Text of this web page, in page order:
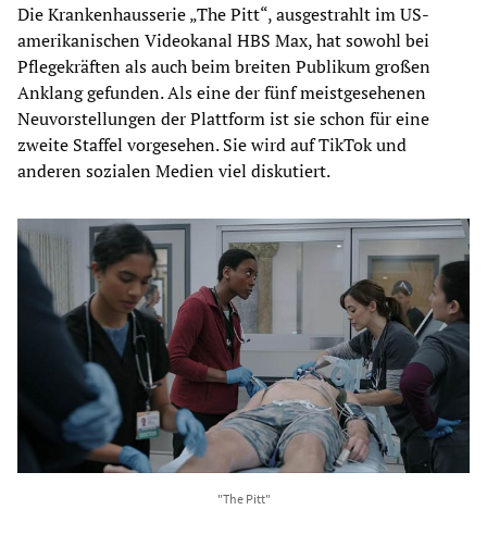
Die Krankenhausserie „The Pitt“, ausgestrahlt im US-
amerikanischen Videokanal HBS Max, hat sowohl bei
Pflegekräften als auch beim breiten Publikum großen
Anklang gefunden. Als eine der fünf meistgesehenen
Neuvorstellungen der Plattform ist sie schon für eine
zweite Staffel vorgesehen. Sie wird auf TikTok und
anderen sozialen Medien viel diskutiert.
"The Pitt"